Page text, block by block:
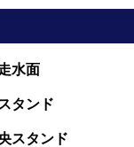
水面
タンド
スタンド